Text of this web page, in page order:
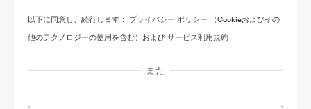
以下に同意し、続行します： プライバシー ポリシー （Cookieおよびその
他のテクノロジーの使用を含む）およびサービス利用規約
また